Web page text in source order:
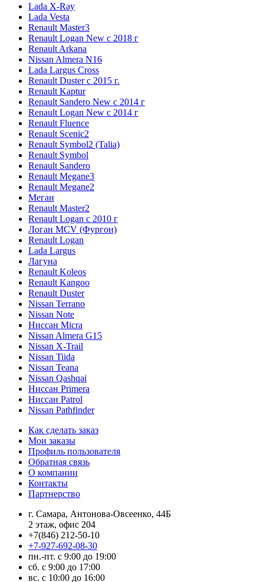
Lada X-Ray
Lada Vesta
Renault Master3
Renault Logan New с 2018 г
Renault Arkana
Nissan Almera N16
Lada Largus Cross
Renault Duster с 2015 г.
Renault Kaptur
Renault Sandero New с 2014 г
Renault Logan New с 2014 г
Renault Fluence
Renault Scenic2
Renault Symbol2 (Talia)
Renault Symbol
Renault Sandero
Renault Megane3
Renault Megane2
Меган
Renault Master2
Renault Logan c 2010 г
Логан МСV (Фургон)
Renault Logan
Lada Largus
Лагуна
Renault Koleos
Renault Kangoo
Renault Duster
Nissan Terrano
Nissan Note
Ниссан Micra
Nissan Almera G15
Nissan X-Trail
Nissan Tiida
Nissan Teana
Nissan Qashqai
Ниссан Primera
Ниссан Patrol
Nissan Pathfinder
Как сделать заказ
Мои заказы
Профиль пользователя
Обратная связь
О компании
Контакты
Партнерство
г. Самара, Антонова-Овсеенко, 44Б
2 этаж, офис 204
+7(846) 212-50-10
+7-927-692-08-30
пн.-пт. с 9:00 до 19:00
сб. с 9:00 до 17:00
вс. с 10:00 до 16:00